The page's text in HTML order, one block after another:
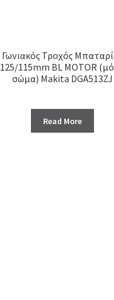
Γωνιακός Τροχός
125/115mm BL MOTOR
σώμα) Makita DGA513ZJ
Read More